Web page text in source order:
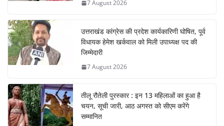
7 August 2026
उत्तराखंड कांग्रेस की प्रदेश कार्यकारिणी घोषित, पूर्व
विधायक हेमेश खर्कवाल को मिली उपाध्यक्ष पद की
जिम्मेदारी
7 August 2026
तीलू रौतेली पुरस्कार : इन 13 महिलाओं का हुआ है
चयन, सूची जारी, आठ अगस्त को सीएम करेंगे
सम्मानित